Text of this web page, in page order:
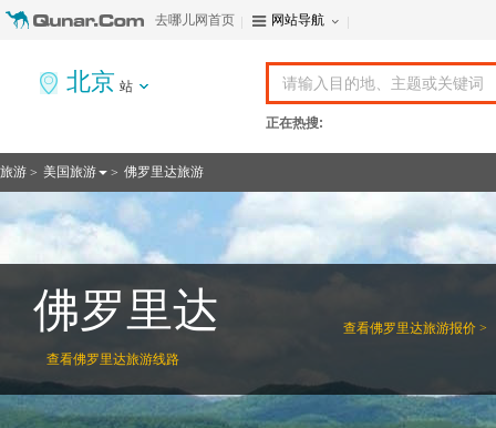
去哪儿网首页 网站导航
北京 站
正在热搜:
旅游 > 美国旅游 > 佛罗里达旅游
查看佛罗里达旅游报价 >
佛罗里达
查看佛罗里达旅游线路